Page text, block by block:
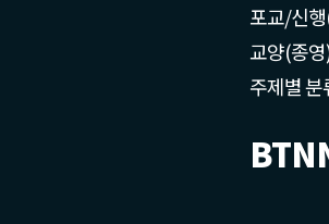
포교/신
교양(종
주제별 분